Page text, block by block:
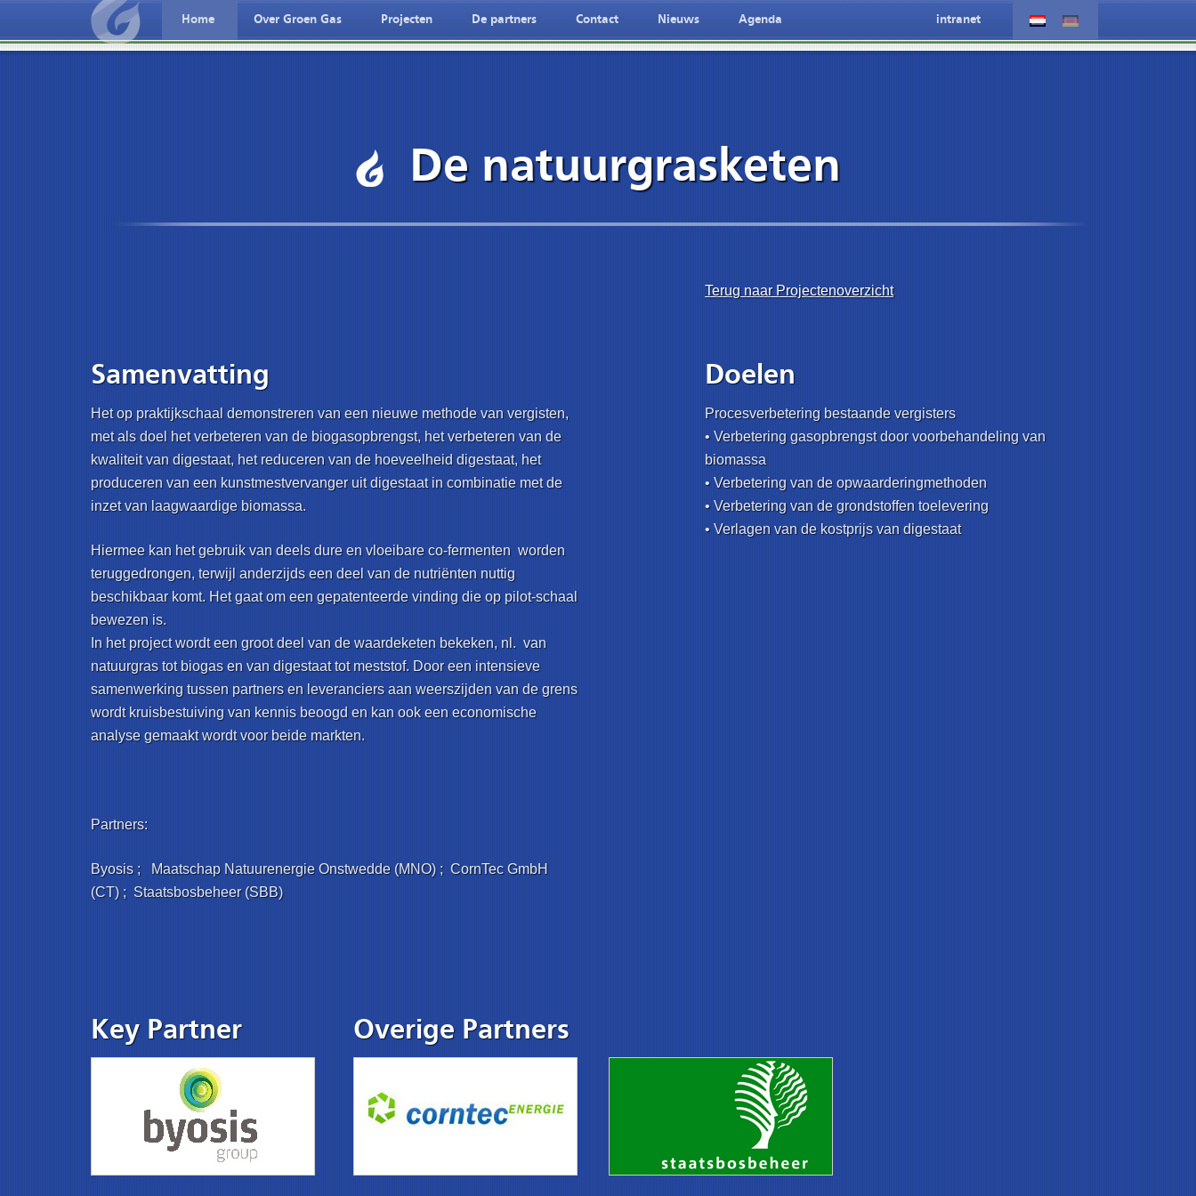
De natuurgrasketen
Terug naar Projectenoverzicht
Samenvatting
Het op praktijkschaal demonstreren van een nieuwe methode van vergisten,
met als doel het verbeteren van de biogasopbrengst, het verbeteren van de
kwaliteit van digestaat, het reduceren van de hoeveelheid digestaat, het
produceren van een kunstmestvervanger uit digestaat in combinatie met de
inzet van laagwaardige biomassa.
Hiermee kan het gebruik van deels dure en vloeibare co-fermenten worden
teruggedrongen, terwijl anderzijds een deel van de nutriënten nuttig
beschikbaar komt. Het gaat om een gepatenteerde vinding die op pilot-schaal
bewezen is.
In het project wordt een groot deel van de waardeketen bekeken, nl. van
natuurgras tot biogas en van digestaat tot meststof. Door een intensieve
samenwerking tussen partners en leveranciers aan weerszijden van de grens
wordt kruisbestuiving van kennis beoogd en kan ook een economische
analyse gemaakt wordt voor beide markten.
Partners:
Byosis ; Maatschap Natuurenergie Onstwedde (MNO) ; CornTec GmbH
(CT) ; Staatsbosbeheer (SBB)
Doelen
Procesverbetering bestaande vergisters
• Verbetering gasopbrengst door voorbehandeling van
biomassa
• Verbetering van de opwaarderingmethoden
• Verbetering van de grondstoffen toelevering
• Verlagen van de kostprijs van digestaat
Key Partner Overige Partners
Home Over Groen Gas Projecten De partners Contact Nieuws Agenda intranet
?id=pages/Projecten/De-natuurgrasketenNederlandse taal
?id=pages/Projecten/De-natuurgrasketen&hl=deDeutche spreche